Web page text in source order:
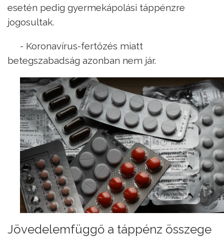
esetén pedig gyermekápolási táppénzre
jogosultak.
- Koronavírus-fertőzés miatt
betegszabadság azonban nem jár.
Jövedelemfüggő a táppénz összege